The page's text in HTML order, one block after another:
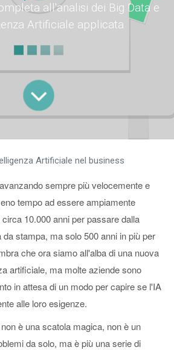
all'analisi dei Big Data e
Artificiale applicata
Artificiale nel business
sempre più velocemente e
tempo ad essere ampiamente
10.000 anni per passare dalla
stampa, ma solo 500 anni in più per
che ora siamo all'alba di una nuova
artificiale, ma molte aziende sono
in attesa di un modo per capire se l'IA
alle loro esigenze.
non è una scatola magica, non è un
da solo, ma è più una serie di